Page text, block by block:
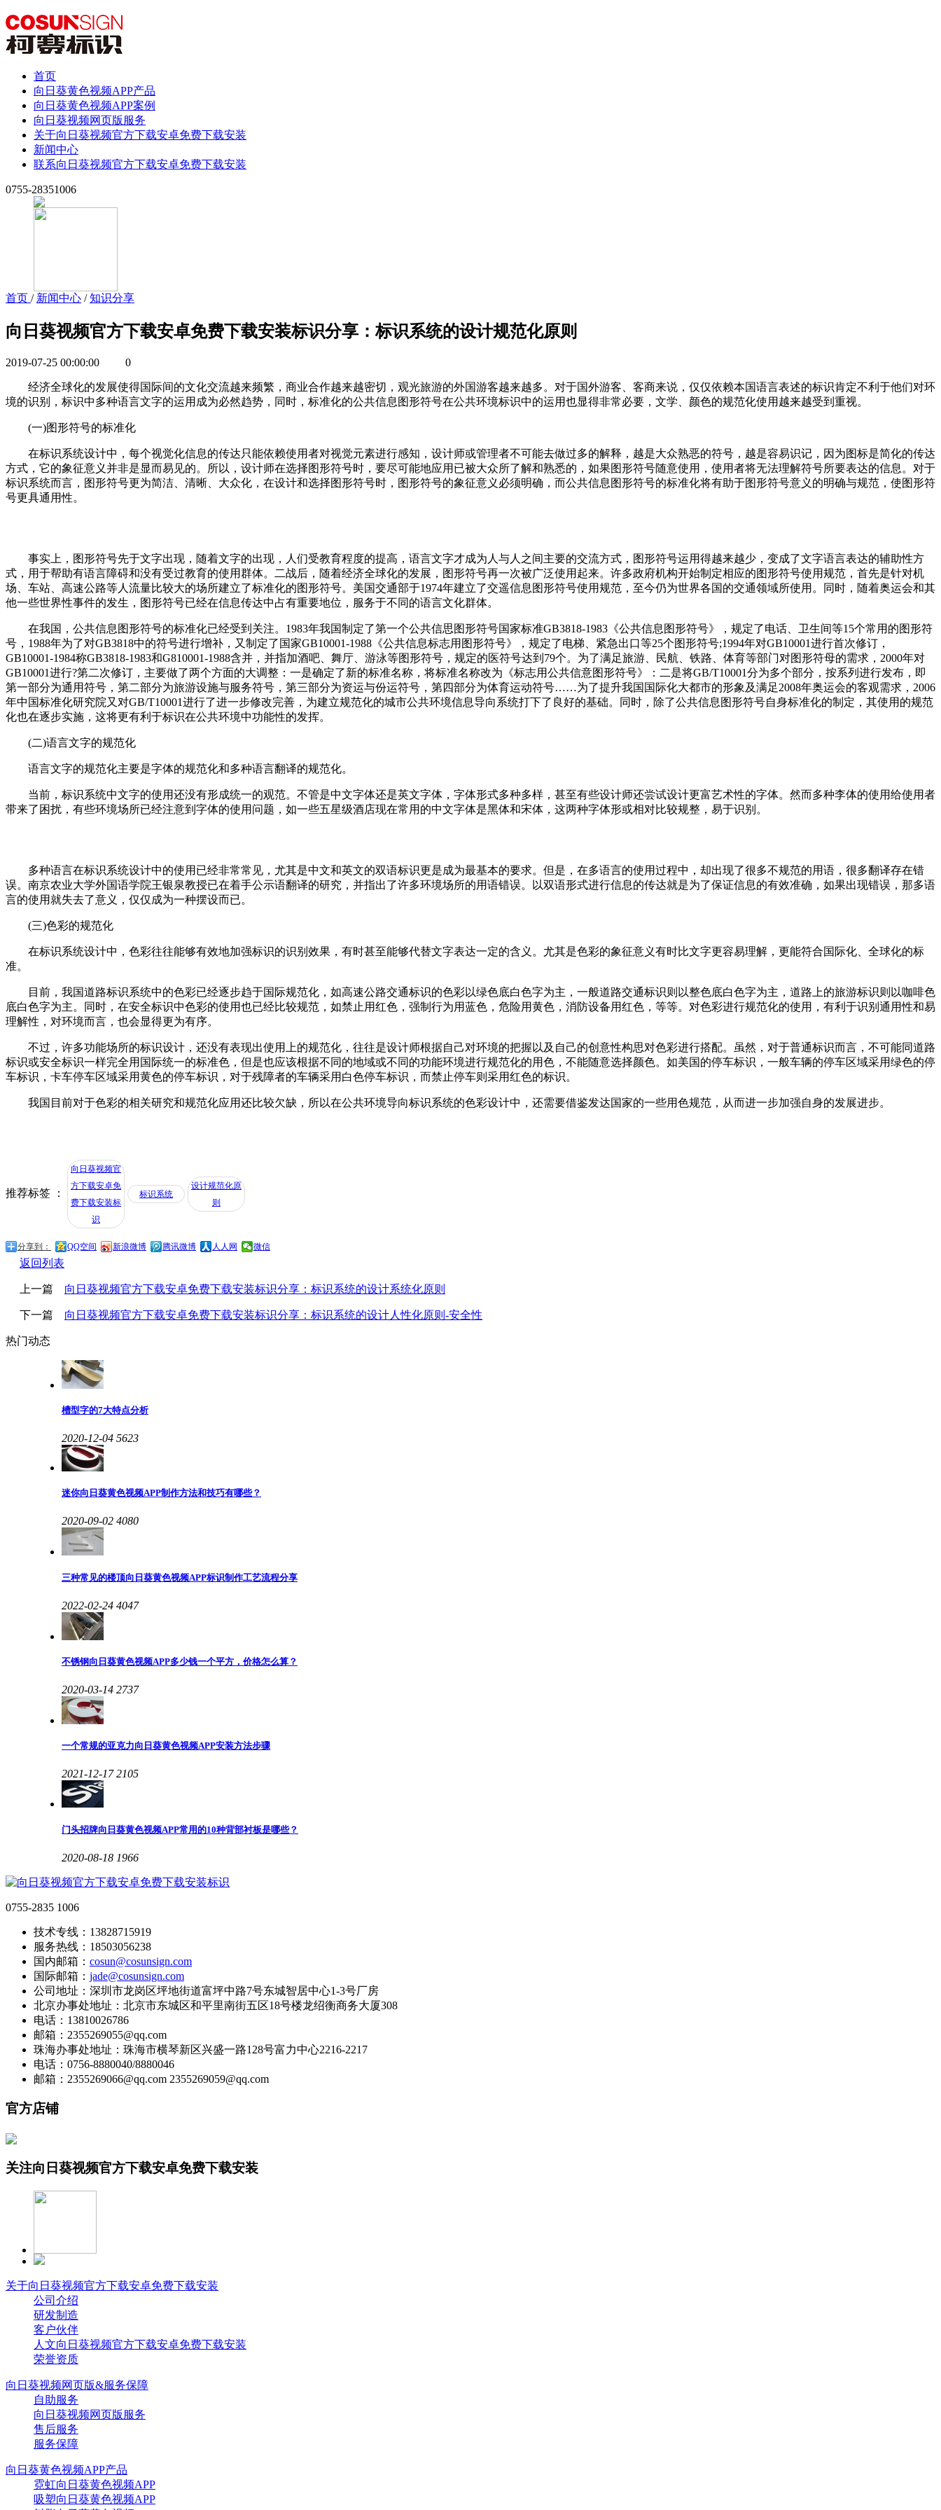
首页
向日葵黄色视频APP产品
向日葵黄色视频APP案例
向日葵视频网页版服务
关于向日葵视频官方下载安卓免费下载安装
新闻中心
联系向日葵视频官方下载安卓免费下载安装
0755-28351006
首页 / 新闻中心 /知识分享
向日葵视频官方下载安卓免费下载安装标识分享：标识系统的设计规范化原则
2019-07-25 00:00:00 0
经济全球化的发展使得国际间的文化交流越来频繁，商业合作越来越密切，观光旅游的外国游客越来越多。对于国外游客、客商来说，仅仅依赖本国语言表述的标识肯定不利于他们对环
境的识别，标识中多种语言文字的运用成为必然趋势，同时，标准化的公共信息图形符号在公共环境标识中的运用也显得非常必要，文学、颜色的规范化使用越来越受到重视。
(一)图形符号的标准化
在标识系统设计中，每个视觉化信息的传达只能依赖使用者对视觉元素进行感知，设计师或管理者不可能去做过多的解释，越是大众熟恶的符号，越是容易识记，因为图标是简化的传达
方式，它的象征意义并非是显而易见的。所以，设计师在选择图形符号时，要尽可能地应用已被大众所了解和熟悉的，如果图形符号随意使用，使用者将无法理解符号所要表达的信息。对于
标识系统而言，图形符号更为简洁、清晰、大众化，在设计和选择图形符号时，图形符号的象征意义必须明确，而公共信息图形符号的标准化将有助于图形符号意义的明确与规范，使图形符
号更具通用性。
事实上，图形符号先于文字出现，随着文字的出现，人们受教育程度的提高，语言文字才成为人与人之间主要的交流方式，图形符号运用得越来越少，变成了文字语言表达的辅助性方
式，用于帮助有语言障碍和没有受过教育的使用群体。二战后，随着经济全球化的发展，图形符号再一次被广泛使用起来。许多政府机构开始制定相应的图形符号使用规范，首先是针对机
场、车站、高速公路等人流量比较大的场所建立了标准化的图形符号。美国交通部于1974年建立了交遥信息图形符号使用规范，至今仍为世界各国的交通领域所使用。同时，随着奥运会和其
他一些世界性事件的发生，图形符号已经在信息传达中占有重要地位，服务于不同的语言文化群体。
在我国，公共信息图形符号的标准化已经受到关注。1983年我国制定了第一个公共信思图形符号国家标准GB3818-1983《公共信息图形符号》，规定了电话、卫生间等15个常用的图形符
号，1988年为了对GB3818中的符号进行增补，又制定了国家GB10001-1988《公共信息标志用图形符号》，规定了电梯、紧急出口等25个图形符号;1994年对GB10001进行首次修订，
GB10001-1984称GB3818-1983和G810001-1988含并，并指加酒吧、舞厅、游泳等图形符号，规定的医符号达到79个。为了满足旅游、民航、铁路、体育等部门对图形符母的需求，2000年对
GB10001进行?第二次修订，主要做了两个方面的大调整：一是确定了新的标准名称，将标准名称改为《标志用公共信意图形符号》：二是将GB/T10001分为多个部分，按系列进行发布，即
第一部分为通用符号，第二部分为旅游设施与服务符号，第三部分为资运与份运符号，第四部分为体育运动符号……为了提升我国国际化大都市的形象及满足2008年奥运会的客观需求，2006
年中国标准化研究院又对GB/T10001进行了进一步修改完善，为建立规范化的城市公共环境信息导向系统打下了良好的基础。同时，除了公共信息图形符号自身标准化的制定，其使用的规范
化也在逐步实施，这将更有利于标识在公共环境中功能性的发挥。
(二)语言文字的规范化
语言文字的规范化主要是字体的规范化和多种语言翻译的规范化。
当前，标识系统中文字的使用还没有形成统一的观范。不管是中文字体还是英文字体，字体形式多种多样，甚至有些设计师还尝试设计更富艺术性的字体。然而多种李体的使用给使用者
带来了困扰，有些环境场所已经注意到字体的使用问题，如一些五星级酒店现在常用的中文字体是黑体和宋体，这两种字体形或相对比较规整，易于识别。
多种语言在标识系统设计中的使用已经非常常见，尤其是中文和英文的双语标识更是成为最基本的要求。但是，在多语言的使用过程中，却出现了很多不规范的用语，很多翻译存在错
误。南京农业大学外国语学院王银泉教授已在着手公示语翻译的研究，并指出了许多环境场所的用语错误。以双语形式进行信息的传达就是为了保证信息的有效准确，如果出现错误，那多语
言的使用就失去了意义，仅仅成为一种摆设而已。
(三)色彩的规范化
在标识系统设计中，色彩往往能够有效地加强标识的识别效果，有时甚至能够代替文字表达一定的含义。尤其是色彩的象征意义有时比文字更容易理解，更能符合国际化、全球化的标
准。
目前，我国道路标识系统中的色彩已经逐步趋于国际规范化，如高速公路交通标识的色彩以绿色底白色字为主，一般道路交通标识则以整色底白色字为主，道路上的旅游标识则以咖啡色
底白色字为主。同时，在安全标识中色彩的使用也已经比较规范，如禁止用红色，强制行为用蓝色，危险用黄色，消防设备用红色，等等。对色彩进行规范化的使用，有利于识别通用性和易
理解性，对环境而言，也会显得更为有序。
不过，许多功能场所的标识设计，还没有表现出使用上的规范化，往往是设计师根据自己对环境的把握以及自己的创意性构思对色彩进行搭配。虽然，对于普通标识而言，不可能同道路
标识或安全标识一样完全用国际统一的标准色，但是也应该根据不同的地域或不同的功能环境进行规范化的用色，不能随意选择颜色。如美国的停车标识，一般车辆的停车区域采用绿色的停
车标识，卡车停车区域采用黄色的停车标识，对于残障者的车辆采用白色停车标识，而禁止停车则采用红色的标识。
我国目前对于色彩的相关研究和规范化应用还比较欠缺，所以在公共环境导向标识系统的色彩设计中，还需要借鉴发达国家的一些用色规范，从而进一步加强自身的发展进步。
推荐标签 ：
向日葵视频官
方下载安卓免
费下载安装标
识
标识系统
设计规范化原
则
分享到： QQ空间 新浪微博 腾讯微博 人人网 微信
返回列表
上一篇 向日葵视频官方下载安卓免费下载安装标识分享：标识系统的设计系统化原则
下一篇 向日葵视频官方下载安卓免费下载安装标识分享：标识系统的设计人性化原则-安全性
热门动态
槽型字的7大特点分析
2020-12-04 5623
迷你向日葵黄色视频APP制作方法和技巧有哪些？
2020-09-02 4080
三种常见的楼顶向日葵黄色视频APP标识制作工艺流程分享
2022-02-24 4047
不锈钢向日葵黄色视频APP多少钱一个平方，价格怎么算？
2020-03-14 2737
一个常规的亚克力向日葵黄色视频APP安装方法步骤
2021-12-17 2105
门头招牌向日葵黄色视频APP常用的10种背部衬板是哪些？
2020-08-18 1966
0755-2835 1006
技术专线：13828715919
服务热线：18503056238
国内邮箱： cosun@cosunsign.com
国际邮箱： jade@cosunsign.com
公司地址：深圳市龙岗区坪地街道富坪中路7号东城智居中心1-3号厂房
北京办事处地址：北京市东城区和平里南街五区18号楼龙绍衡商务大厦308
电话：13810026786
邮箱：2355269055@qq.com
珠海办事处地址：珠海市横琴新区兴盛一路128号富力中心2216-2217
电话：0756-8880040/8880046
邮箱：2355269066@qq.com 2355269059@qq.com
官方店铺
关注向日葵视频官方下载安卓免费下载安装
关于向日葵视频官方下载安卓免费下载安装
公司介绍
研发制造
客户伙伴
人文向日葵视频官方下载安卓免费下载安装
荣誉资质
向日葵视频网页版&服务保障
自助服务
向日葵视频网页版服务
售后服务
服务保障
向日葵黄色视频APP产品
霓虹向日葵黄色视频APP
吸塑向日葵黄色视频APP